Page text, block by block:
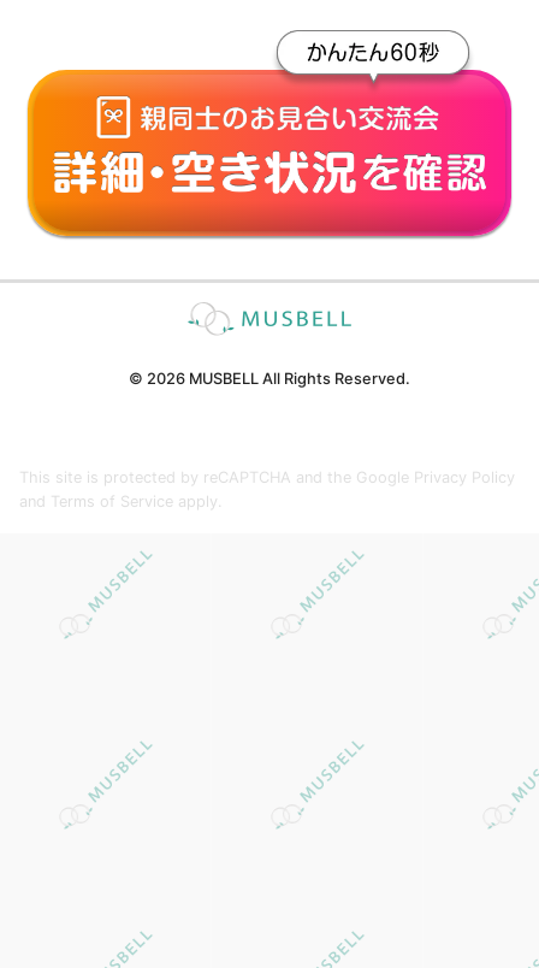
© 2026 MUSBELL All Rights Reserved.
This site is protected by reCAPTCHA and the Google Privacy Policy
and
Terms of Service apply.